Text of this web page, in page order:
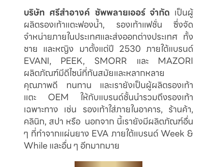
บริษัท ศรีสำอางค์ ซัพพลายเออร์ จำกัด เป็นผู้
ผลิตรองเท้าแตะฟองน้ำ, รองเท้าแฟชั่น ซึ่งจัด
จำหน่ายภายในประเทศและส่งออกต่างประเทศ ทั้ง
ชาย และหญิง มาตั้งแต่ปี 2530 ภายใต้แบรนด์
EVANI, PEEK, SMORR และ MAZORI
ผลิตภัณฑ์มีดีไซน์ที่ทันสมัยและหลากหลาย
คุณภาพดี ทนทาน และเรายังเป็นผู้ผลิตรองเท้า
แตะ OEM ให้กับแบรนด์ชั้นนำรวมถึงรองเท้า
เฉพาะทาง เช่น รองเท้าใส่ภายในอาคาร, ร้านค้า,
คลินิก, สปา หรือ นอกจาก นี้เรายังมีผลิตภัณฑ์อื่น
ๆ ที่ทำจากแผ่นยาง EVA ภายใต้แบรนด์ Week &
While และอื่น ๆ อีกมากมาย